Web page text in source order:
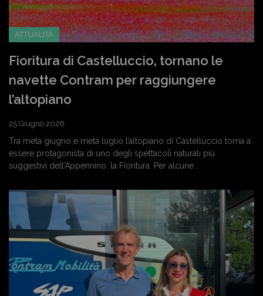
ATTUALITÀ
Fioritura di Castelluccio, tornano le
navette Contram per raggiungere
l’altopiano
25 Giugno 2026
Tra metà giugno e metà luglio l’altopiano di Castelluccio torna a
essere protagonista di uno degli spettacoli naturali più
suggestivi dell’Appennino: la Fioritura. Per alcune...